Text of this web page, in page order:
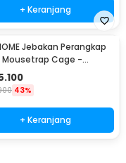
+ Keranjang
Jebakan Perangkap
Mousetrap Cage -
43%
+ Keranjang